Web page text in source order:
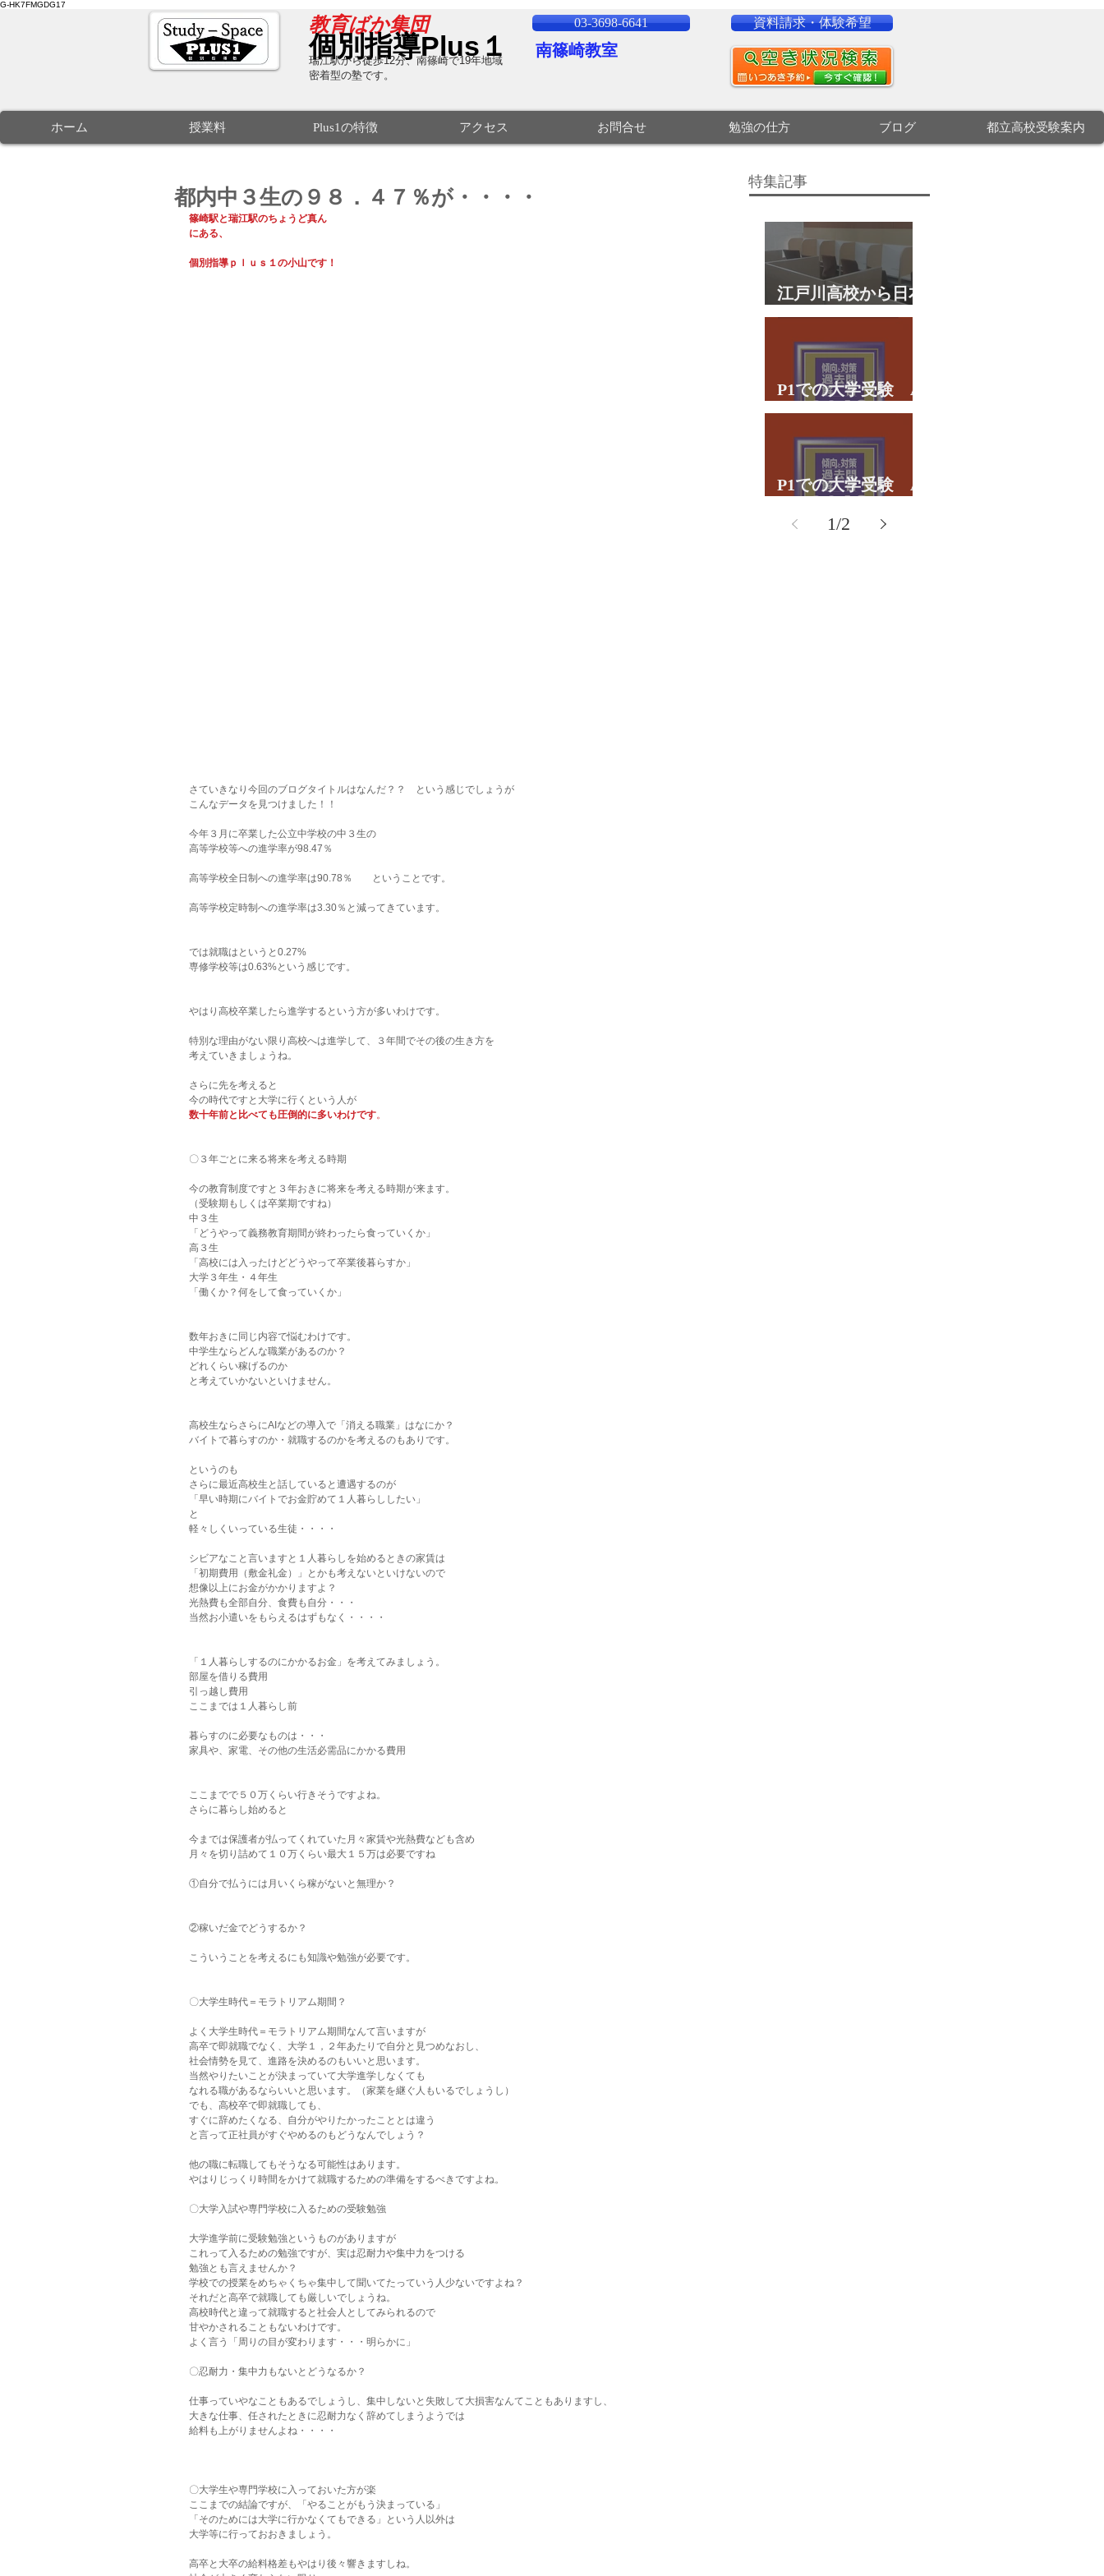
G-HK7FMGDG17
​教育ばか集団
個別指導Plus１ 南篠崎教室
03-3698-6641
瑞江駅から徒歩12分、南篠崎で19年地域
密着型の塾です。
資料請求・体験希望
ホーム 授業料 Plus1の特徴 アクセス お問合せ 勉強の仕方 ブログ 都立高校受験案内
都内中３生の９８．４７％が・・・・
篠崎駅と瑞江駅のちょうど真ん
にある、
個別指導ｐｌｕｓ１の小山です！
さていきなり今回のブログタイトルはなんだ？？　という感じでしょうが
こんなデータを見つけました！！
今年３月に卒業した公立中学校の中３生の
高等学校等への進学率が98.47％
高等学校全日制への進学率は90.78％　　ということです。
高等学校定時制への進学率は3.30％と減ってきています。
では就職はというと0.27%
専修学校等は0.63%という感じです。
やはり高校卒業したら進学するという方が多いわけです。
特別な理由がない限り高校へは進学して、３年間でその後の生き方を
考えていきましょうね。
さらに先を考えると
今の時代ですと大学に行くという人が
数十年前と比べても圧倒的に多いわけです。
〇３年ごとに来る将来を考える時期
今の教育制度ですと３年おきに将来を考える時期が来ます。
（受験期もしくは卒業期ですね）
中３生
「どうやって義務教育期間が終わったら食っていくか」
高３生
「高校には入ったけどどうやって卒業後暮らすか」
大学３年生・４年生
「働くか？何をして食っていくか」
数年おきに同じ内容で悩むわけです。
中学生ならどんな職業があるのか？
どれくらい稼げるのか
と考えていかないといけません。
高校生ならさらにAIなどの導入で「消える職業」はなにか？
バイトで暮らすのか・就職するのかを考えるのもありです。
というのも
さらに最近高校生と話していると遭遇するのが
「早い時期にバイトでお金貯めて１人暮らししたい」
と
軽々しくいっている生徒・・・・
シビアなこと言いますと１人暮らしを始めるときの家賃は
「初期費用（敷金礼金）」とかも考えないといけないので
想像以上にお金がかかりますよ？
光熱費も全部自分、食費も自分・・・
当然お小遣いをもらえるはずもなく・・・・
「１人暮らしするのにかかるお金」を考えてみましょう。
部屋を借りる費用
引っ越し費用
ここまでは１人暮らし前
暮らすのに必要なものは・・・
家具や、家電、その他の生活必需品にかかる費用
ここまでで５０万くらい行きそうですよね。
さらに暮らし始めると
今までは保護者が払ってくれていた月々家賃や光熱費なども含め
月々を切り詰めて１０万くらい最大１５万は必要ですね
①自分で払うには月いくら稼がないと無理か？
②稼いだ金でどうするか？
こういうことを考えるにも知識や勉強が必要です。
〇大学生時代＝モラトリアム期間？
よく大学生時代＝モラトリアム期間なんて言いますが
高卒で即就職でなく、大学１，２年あたりで自分と見つめなおし、
社会情勢を見て、進路を決めるのもいいと思います。
当然やりたいことが決まっていて大学進学しなくても
なれる職があるならいいと思います。（家業を継ぐ人もいるでしょうし）
でも、高校卒で即就職しても、
すぐに辞めたくなる、自分がやりたかったこととは違う
と言って正社員がすぐやめるのもどうなんでしょう？
他の職に転職してもそうなる可能性はあります。
やはりじっくり時間をかけて就職するための準備をするべきですよね。
〇大学入試や専門学校に入るための受験勉強
大学進学前に受験勉強というものがありますが
これって入るための勉強ですが、実は忍耐力や集中力をつける
勉強とも言えませんか？
学校での授業をめちゃくちゃ集中して聞いてたっていう人少ないですよね？
それだと高卒で就職しても厳しいでしょうね。
高校時代と違って就職すると社会人としてみられるので
甘やかされることもないわけです。
よく言う「周りの目が変わります・・・明らかに」
〇忍耐力・集中力もないとどうなるか？
仕事っていやなこともあるでしょうし、集中しないと失敗して大損害なんてこともありますし、
大きな仕事、任されたときに忍耐力なく辞めてしまうようでは
給料も上がりませんよね・・・・
〇大学生や専門学校に入っておいた方が楽
ここまでの結論ですが、「やることがもう決まっている」
「そのためには大学に行かなくてもできる」という人以外は
大学等に行っておおきましょう。
高卒と大卒の給料格差もやはり後々響きますしね。
特集記事
江戸川高校から日本
大学文理学部に合
格 合格体験談
P1での大学受験 A
君の体験談パート２
P1での大学受験 A
1/2